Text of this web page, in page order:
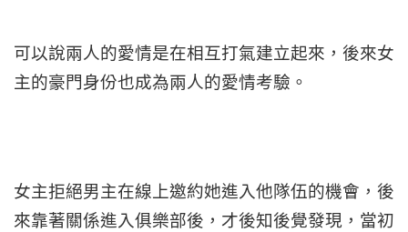
可以說兩人的愛情是在相互打氣建立起來，後來女
主的豪門身份也成為兩人的愛情考驗。
女主拒絕男主在線上邀約她進入他隊伍的機會，後
來靠著關係進入俱樂部後，才後知後覺發現，當初